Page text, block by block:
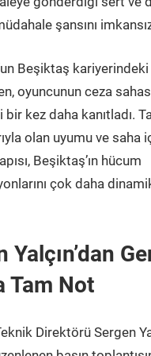
şansını imkansız
Beşiktaş
oyuncunun ceza
kez daha kanıtladı.
olan uyumu ve saha
Beşiktaş’ın hücum
çok daha
Yalçın’dan
Tam Not
Direktörü Sergen